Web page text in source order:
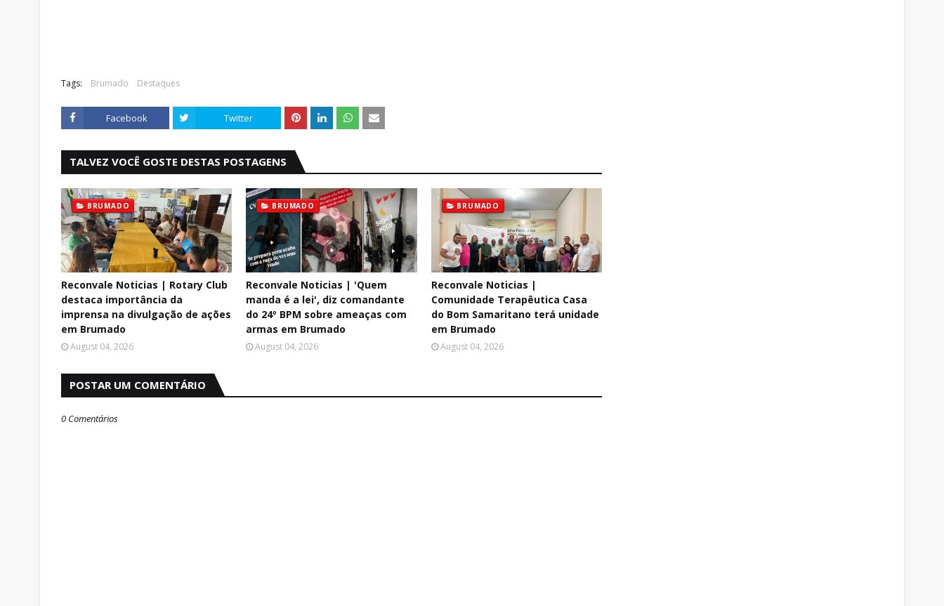
Tags: Brumado Destaques
Facebook Twitter
TALVEZ VOCÊ GOSTE DESTAS POSTAGENS
BRUMADO
Reconvale Noticias | Rotary Club
destaca importância da
imprensa na divulgação de ações
em Brumado
August 04, 2026
BRUMADO
Reconvale Noticias | 'Quem
manda é a lei', diz comandante
do 24º BPM sobre ameaças com
armas em Brumado
August 04, 2026
BRUMADO
Reconvale Noticias |
Comunidade Terapêutica Casa
do Bom Samaritano terá unidade
em Brumado
August 04, 2026
POSTAR UM COMENTÁRIO
0 Comentários